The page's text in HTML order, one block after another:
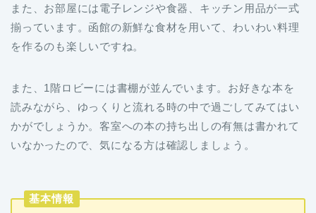
また、お部屋には電子レンジや食器、キッチン用品が一式
揃っています。函館の新鮮な食材を用いて、わいわい料理
を作るのも楽しいですね。
また、1階ロビーには書棚が並んでいます。お好きな本を
読みながら、ゆっくりと流れる時の中で過ごしてみてはい
かがでしょうか。客室への本の持ち出しの有無は書かれて
いなかったので、気になる方は確認しましょう。
基本情報